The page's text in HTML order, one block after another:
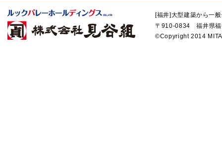
[福井]大型建築から一
〒910-0834 福井県
©Copyright 2014